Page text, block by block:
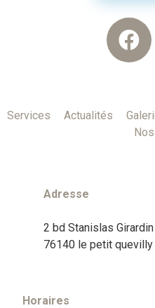
Services Actualités
Adresse
2 bd Stanislas Girardin
76140 le petit quevilly
Horaires